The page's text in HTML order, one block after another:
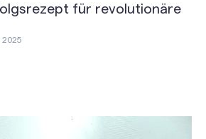
für revolutionäre
2025